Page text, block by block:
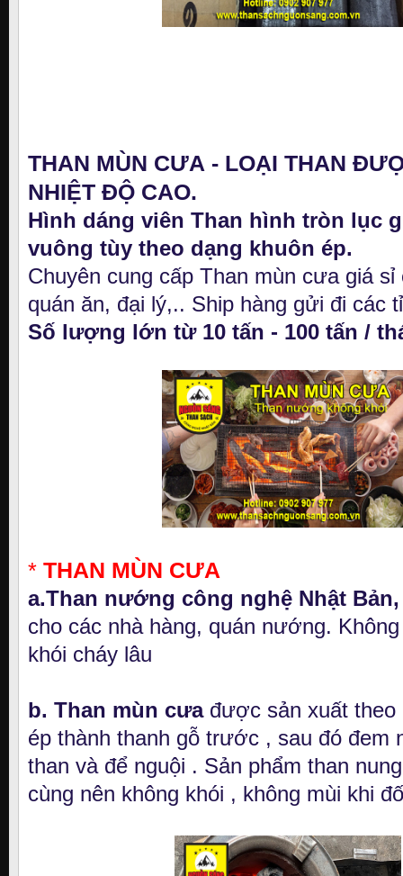
THAN MÙN CƯA - LOẠI THAN
NHIỆT ĐỘ CAO.
Hình dáng viên Than hình tròn lục
vuông tùy theo dạng khuôn ép.
Chuyên cung cấp Than mùn cưa giá sỉ
quán ăn, đại lý,.. Ship hàng gửi đi các
Số lượng lớn từ 10 tấn - 100 tấn /
* THAN MÙN CƯA
a.Than nướng công nghệ Nhật Bản,
cho các nhà hàng, quán nướng.
khói cháy lâu
b. Than mùn cưađược sản xuất theo
ép thành thanh gỗ trước , sau đó đem
than và để nguội . Sản phẩm than
cùng nên không khói , không mùi khi